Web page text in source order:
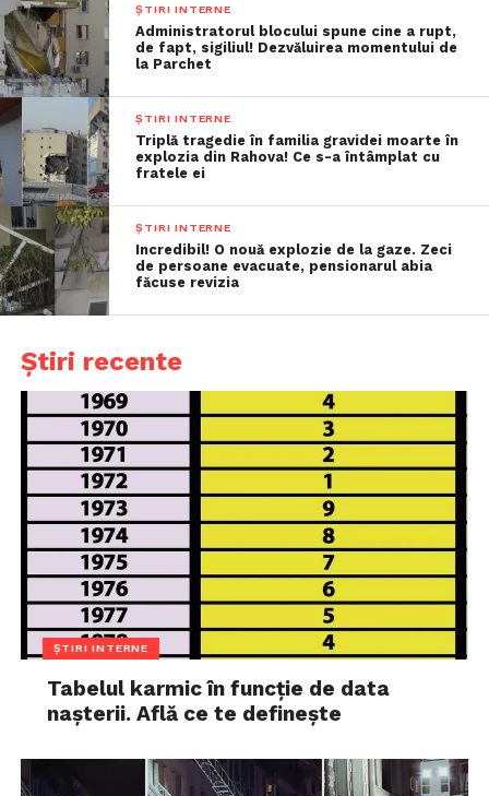
ȘTIRI INTERNE
Administratorul blocului spune cine a rupt,
de fapt, sigiliul! Dezvăluirea momentului de
la Parchet
ȘTIRI INTERNE
Triplă tragedie în familia gravidei moarte în
explozia din Rahova! Ce s-a întâmplat cu
fratele ei
ȘTIRI INTERNE
Incredibil! O nouă explozie de la gaze. Zeci
de persoane evacuate, pensionarul abia
făcuse revizia
Știri recente
ȘTIRI INTERNE
Tabelul karmic în funcție de data
nașterii. Află ce te definește